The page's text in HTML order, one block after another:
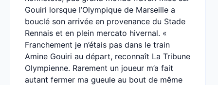
Gouiri lorsque l’Olympique de Marseille a
bouclé son arrivée en provenance du Stade
Rennais et en plein mercato hivernal. «
Franchement je n’étais pas dans le train
Amine Gouiri au départ, reconnaît La Tribune
Olympienne. Rarement un joueur m’a fait
autant fermer ma gueule au bout de même